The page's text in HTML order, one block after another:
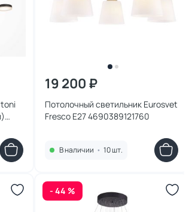
19 200 ₽
Потолочный светильник Eurosvet
Fresco E27 4690389121760
В наличии • 10 шт.
- 44 %